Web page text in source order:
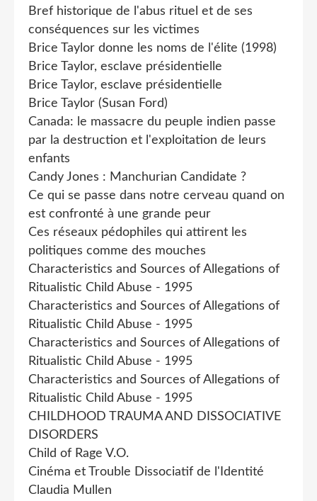
Bref historique de l'abus rituel et de ses
conséquences sur les victimes
Brice Taylor donne les noms de l'élite (1998)
Brice Taylor, esclave présidentielle
Brice Taylor, esclave présidentielle
Brice Taylor (Susan Ford)
Canada: le massacre du peuple indien passe
par la destruction et l'exploitation de leurs
enfants
Candy Jones : Manchurian Candidate ?
Ce qui se passe dans notre cerveau quand on
est confronté à une grande peur
Ces réseaux pédophiles qui attirent les
politiques comme des mouches
Characteristics and Sources of Allegations of
Ritualistic Child Abuse - 1995
Characteristics and Sources of Allegations of
Ritualistic Child Abuse - 1995
Characteristics and Sources of Allegations of
Ritualistic Child Abuse - 1995
Characteristics and Sources of Allegations of
Ritualistic Child Abuse - 1995
CHILDHOOD TRAUMA AND DISSOCIATIVE
DISORDERS
Child of Rage V.O.
Cinéma et Trouble Dissociatif de l'Identité
Claudia Mullen